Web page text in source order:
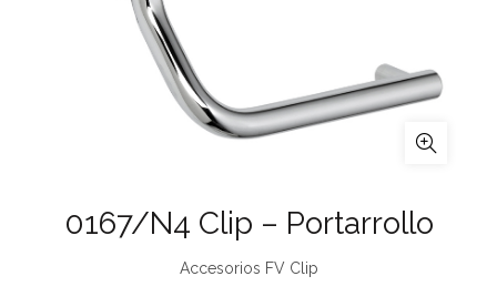
0167/N4 Clip – Portarrollo
Accesorios FV Clip